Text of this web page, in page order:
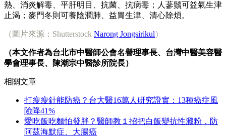
熱、消炎解毒、平肝明目、抗菌、抗病毒；人蔘鬚可益氣生津
止渴；麥門冬則可養陰潤肺、益胃生津、清心除煩。
（圖片來源：Shutterstock Narong Jongsirikul）
（本文作者為台北市中醫師公會名譽理事長、台灣中醫美容醫
學會理事長、陳潮宗中醫診所院長）
相關文章
打瘦瘦針能防癌？台大醫16萬人研究證實：13種癌症風
險降41%
愛吃飯吃麵怕發胖？醫師教１招把白飯變抗性澱粉，防
阿茲海默症、大腸癌